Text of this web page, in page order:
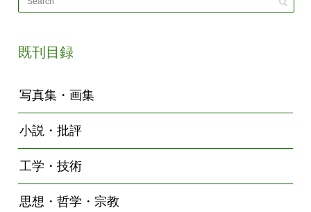
既刊目録
写真集・画集
小説・批評
工学・技術
思想・哲学・宗教